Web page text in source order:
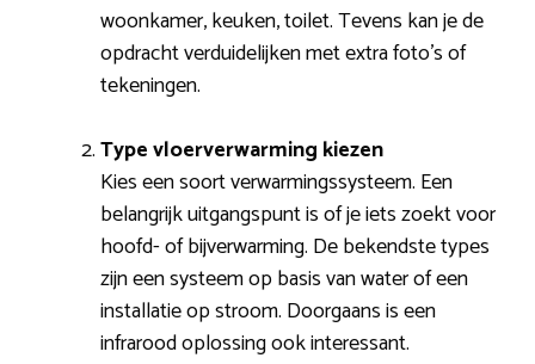
woonkamer, keuken, toilet. Tevens kan je de
opdracht verduidelijken met extra foto’s of
tekeningen.
Type vloerverwarming kiezen
Kies een soort verwarmingssysteem. Een
belangrijk uitgangspunt is of je iets zoekt voor
hoofd- of bijverwarming. De bekendste types
zijn een systeem op basis van water of een
installatie op stroom. Doorgaans is een
infrarood oplossing ook interessant.